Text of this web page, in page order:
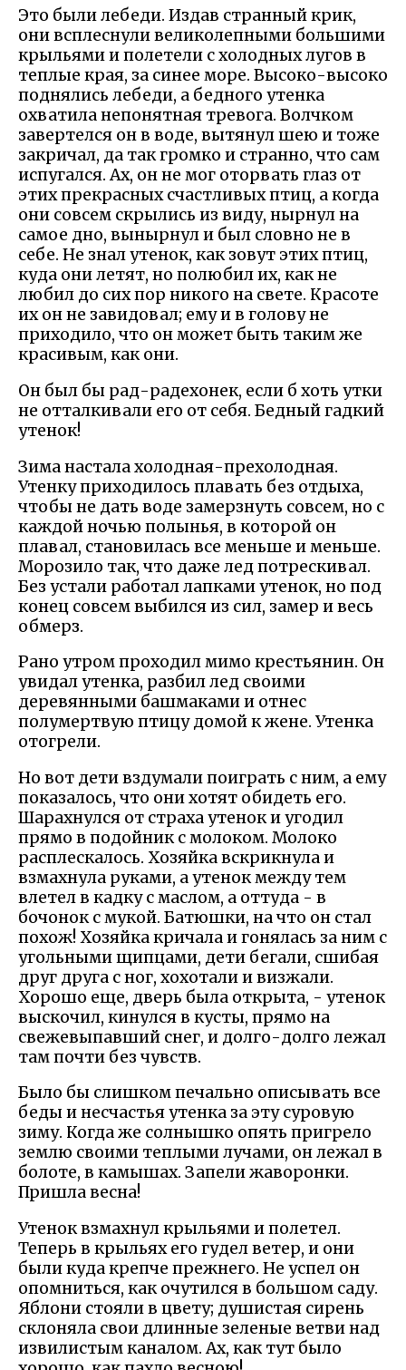
Это были лебеди. Издав странный крик,
они всплеснули великолепными большими
крыльями и полетели с холодных лугов в
теплые края, за синее море. Высоко-высоко
поднялись лебеди, а бедного утенка
охватила непонятная тревога. Волчком
завертелся он в воде, вытянул шею и тоже
закричал, да так громко и странно, что сам
испугался. Ах, он не мог оторвать глаз от
этих прекрасных счастливых птиц, а когда
они совсем скрылись из виду, нырнул на
самое дно, вынырнул и был словно не в
себе. Не знал утенок, как зовут этих птиц,
куда они летят, но полюбил их, как не
любил до сих пор никого на свете. Красоте
их он не завидовал; ему и в голову не
приходило, что он может быть таким же
красивым, как они.
Он был бы рад-радехонек, если б хоть утки
не отталкивали его от себя. Бедный гадкий
утенок!
Зима настала холодная-прехолодная.
Утенку приходилось плавать без отдыха,
чтобы не дать воде замерзнуть совсем, но с
каждой ночью полынья, в которой он
плавал, становилась все меньше и меньше.
Морозило так, что даже лед потрескивал.
Без устали работал лапками утенок, но под
конец совсем выбился из сил, замер и весь
обмерз.
Рано утром проходил мимо крестьянин. Он
увидал утенка, разбил лед своими
деревянными башмаками и отнес
полумертвую птицу домой к жене. Утенка
отогрели.
Но вот дети вздумали поиграть с ним, а ему
показалось, что они хотят обидеть его.
Шарахнулся от страха утенок и угодил
прямо в подойник с молоком. Молоко
расплескалось. Хозяйка вскрикнула и
взмахнула руками, а утенок между тем
влетел в кадку с маслом, а оттуда - в
бочонок с мукой. Батюшки, на что он стал
похож! Хозяйка кричала и гонялась за ним с
угольными щипцами, дети бегали, сшибая
друг друга с ног, хохотали и визжали.
Хорошо еще, дверь была открыта, - утенок
выскочил, кинулся в кусты, прямо на
свежевыпавший снег, и долго-долго лежал
там почти без чувств.
Было бы слишком печально описывать все
беды и несчастья утенка за эту суровую
зиму. Когда же солнышко опять пригрело
землю своими теплыми лучами, он лежал в
болоте, в камышах. Запели жаворонки.
Пришла весна!
Утенок взмахнул крыльями и полетел.
Теперь в крыльях его гудел ветер, и они
были куда крепче прежнего. Не успел он
опомниться, как очутился в большом саду.
Яблони стояли в цвету; душистая сирень
склоняла свои длинные зеленые ветви над
извилистым каналом. Ах, как тут было